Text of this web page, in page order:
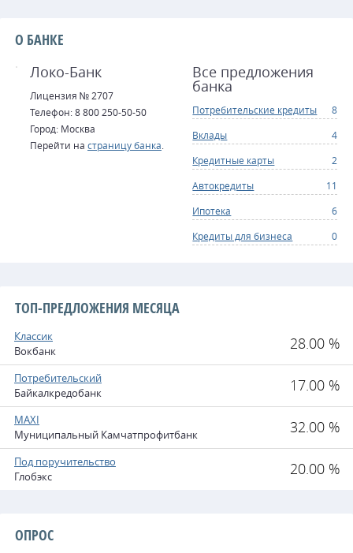
О БАНКЕ
Локо-Банк
Лицензия № 2707
Телефон: 8 800 250-50-50
Город: Москва
Перейти на страницу банка
Все предложения
банка
Потребительские кредиты
8
Вклады
4
Кредитные карты
2
Автокредиты
11
Ипотека
6
Кредиты для бизнеса
0
ТОП-ПРЕДЛОЖЕНИЯ МЕСЯЦА
Классик
Вокбанк
28.00 %
Потребительский
Байкалкредобанк
17.00 %
MAXI
Муниципальный Камчатпрофитбанк
32.00 %
Под поручительство
Глобэкс
20.00 %
ОПРОС